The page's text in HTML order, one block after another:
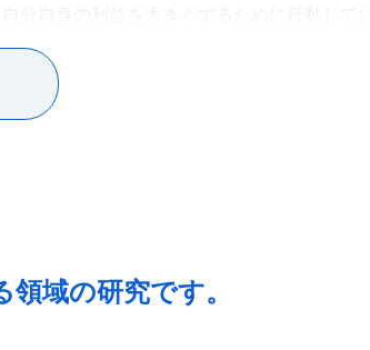
う力があるようです。受講者の皆さんには
自分の血液を提供するという利他的な行為
域の研究です。